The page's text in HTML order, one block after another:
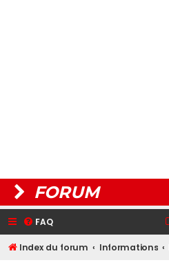
FORUM
FAQ
Index du forum Informations